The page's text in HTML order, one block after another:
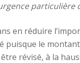
particulière
en réduire
puisque le
révisé, à la